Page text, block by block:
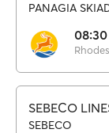
PANAGIA
08:30
Rhodes
SEBECO
SEBECO